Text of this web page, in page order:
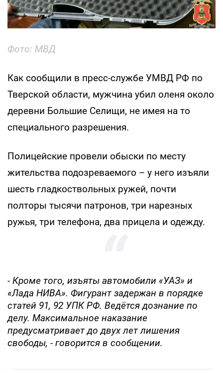
Фото: МВД
Как сообщили в пресс-службе УМВД РФ по
Тверской области, мужчина убил оленя около
деревни Большие Селищи, не имея на то
специального разрешения.
Полицейские провели обыски по месту
жительства подозреваемого – у него изъяли
шесть гладкоствольных ружей, почти
полторы тысячи патронов, три нарезных
ружья, три телефона, два прицела и одежду.
- Кроме того, изъяты автомобили «УАЗ» и
«Лада НИВА». Фигурант задержан в порядке
статей 91, 92 УПК РФ. Ведётся дознание по
делу. Максимальное наказание
предусматривает до двух лет лишения
свободы, - говорится в сообщении.